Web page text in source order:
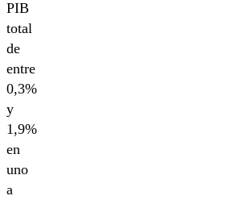
PIB
total
de
entre
0,3%
y
1,9%
en
uno
a